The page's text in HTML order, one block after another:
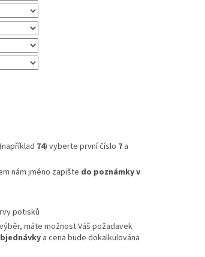
74) vyberte první číslo 7 a
nám jméno zapište do poznámky v
potisků
máte možnost Váš požadavek
a cena bude dokalkulována